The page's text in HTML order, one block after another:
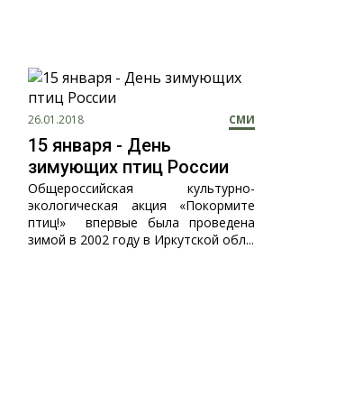
26.01.2018 СМИ
15 января - День
зимующих птиц России
Общероссийская культурно-
экологическая акция «Покормите
птиц!» впервые была проведена
зимой в 2002 году в Иркутской обл...